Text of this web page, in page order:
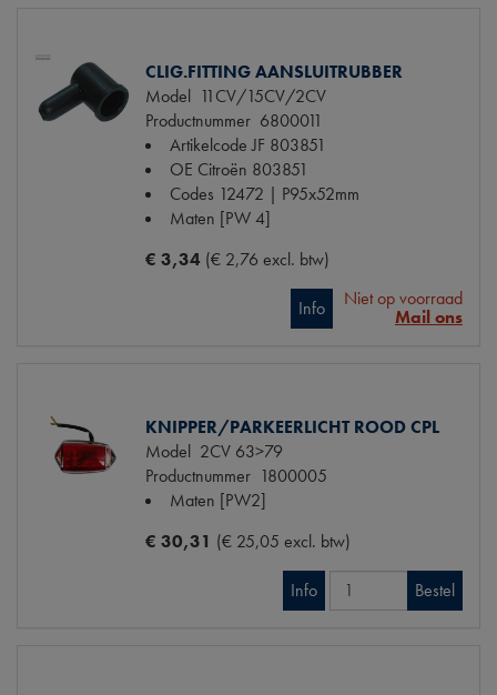
CLIG.FITTING AANSLUITRUBBER
Model 11CV/15CV/2CV
Productnummer 6800011
Artikelcode JF 803851
OE Citroën 803851
Codes 12472 | P95x52mm
Maten [PW 4]
€ 3,34 (€ 2,76 excl. btw)
Info
Niet op voorraad
Mail ons
KNIPPER/PARKEERLICHT ROOD CPL
Model 2CV 63>79
Productnummer 1800005
Maten [PW2]
€ 30,31 (€ 25,05 excl. btw)
Info Bestel